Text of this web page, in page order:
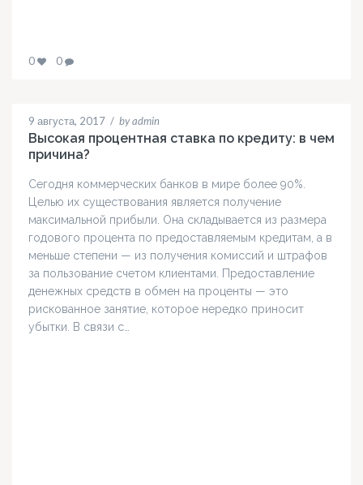
0 0
9 августа, 2017 / by admin
Высокая процентная ставка по кредиту: в чем
причина?
Сегодня коммерческих банков в мире более 90%.
Целью их существования является получение
максимальной прибыли. Она складывается из размера
годового процента по предоставляемым кредитам, а в
меньше степени — из получения комиссий и штрафов
за пользование счетом клиентами. Предоставление
денежных средств в обмен на проценты — это
рискованное занятие, которое нередко приносит
убытки. В связи с…